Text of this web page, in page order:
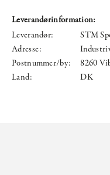
Leverandørinformation:
Leverandør:
STM
Adresse:
Postnummer/by:
8260
Land:
DK